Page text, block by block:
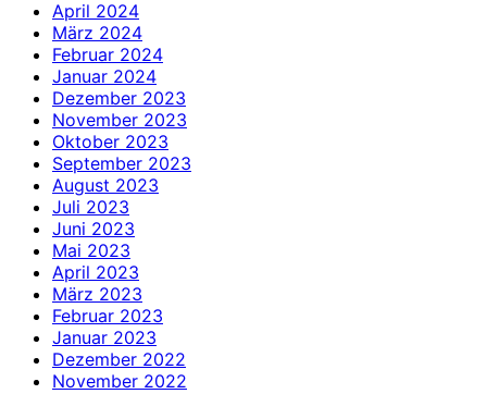
April 2024
März 2024
Februar 2024
Januar 2024
Dezember 2023
November 2023
Oktober 2023
September 2023
August 2023
Juli 2023
Juni 2023
Mai 2023
April 2023
März 2023
Februar 2023
Januar 2023
Dezember 2022
November 2022